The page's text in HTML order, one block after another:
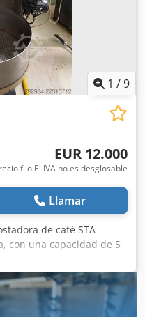
1 /9
EUR 12.000
fijo El IVA no es desglosable
Llamar
de café STA
con una capacidad de 5
kg/h
condiciones y
uso muy limitado.
(Italia) -Modelo: RE-